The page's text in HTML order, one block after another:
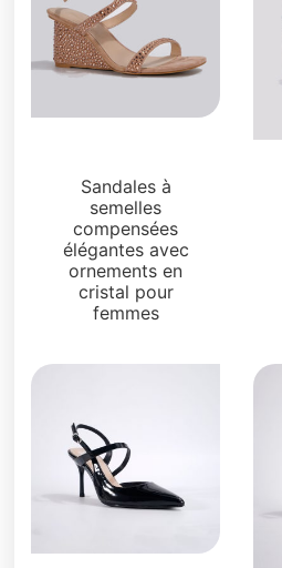
Sandales à
semelles
compensées
élégantes avec
ornements en
cristal pour
femmes